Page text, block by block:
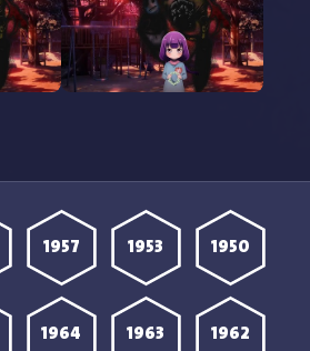
1950
1953
1957
1962
1963
1964